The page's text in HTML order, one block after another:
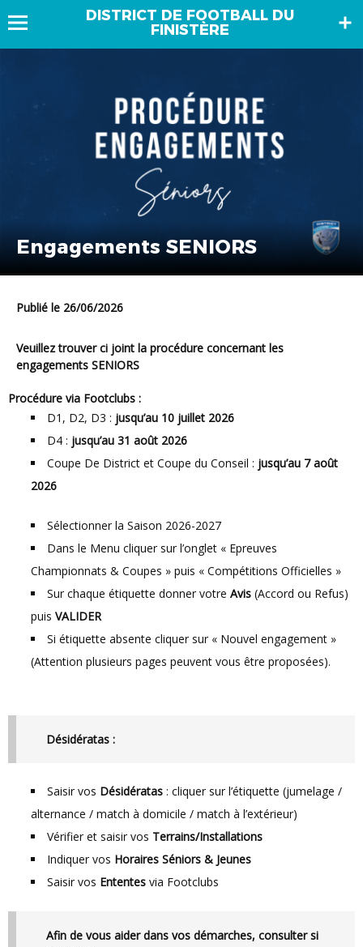
DISTRICT DE FOOTBALL DU
FINISTÈRE
Engagements SENIORS
Publié le 26/06/2026
Veuillez trouver ci joint la procédure concernant les
engagements SENIORS
Procédure via Footclubs :
D1, D2, D3 : jusqu’au 10 juillet 2026
D4 : jusqu’au 31 août 2026
Coupe De District et Coupe du Conseil : jusqu’au 7 août
2026
Sélectionner la Saison 2026-2027
Dans le Menu cliquer sur l’onglet « Epreuves
Championnats & Coupes » puis « Compétitions Officielles »
Sur chaque étiquette donner votre Avis (Accord ou Refus)
puis VALIDER
Si étiquette absente cliquer sur « Nouvel engagement »
(Attention plusieurs pages peuvent vous être proposées).
Désidératas :
Saisir vos Désidératas : cliquer sur l’étiquette (jumelage /
alternance / match à domicile / match à l’extérieur)
Vérifier et saisir vos Terrains/Installations
Indiquer vos Horaires Séniors & Jeunes
Saisir vos Ententes via Footclubs
Afin de vous aider dans vos démarches, consulter si